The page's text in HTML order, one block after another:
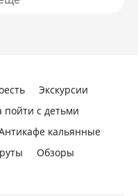
Экскурсии
пойти с детьми
кальянные
Обзоры